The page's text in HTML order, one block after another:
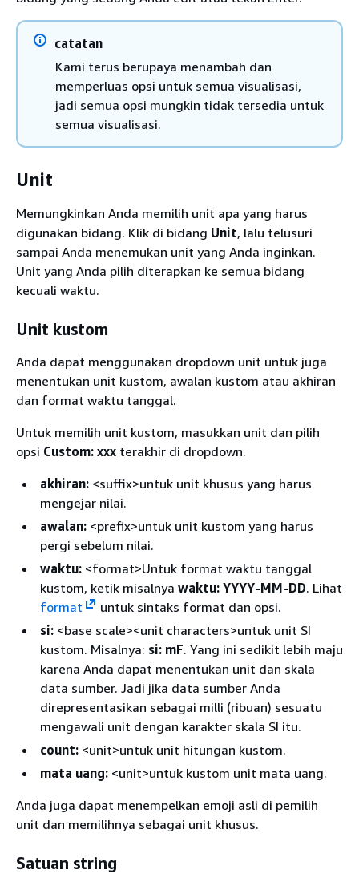
catatan
Kami terus berupaya menambah dan
memperluas opsi untuk semua visualisasi,
jadi semua opsi mungkin tidak tersedia untuk
semua visualisasi.
Unit
Memungkinkan Anda memilih unit apa yang harus
digunakan bidang. Klik di bidang Unit, lalu telusuri
sampai Anda menemukan unit yang Anda inginkan.
Unit yang Anda pilih diterapkan ke semua bidang
kecuali waktu.
Unit kustom
Anda dapat menggunakan dropdown unit untuk juga
menentukan unit kustom, awalan kustom atau akhiran
dan format waktu tanggal.
Untuk memilih unit kustom, masukkan unit dan pilih
opsi Custom: xxx terakhir di dropdown.
akhiran: <suffix>untuk unit khusus yang harus
mengejar nilai.
awalan: <prefix>untuk unit kustom yang harus
pergi sebelum nilai.
waktu: <format>Untuk format waktu tanggal
kustom, ketik misalnya waktu: YYYY-MM-DD. Lihat
format
untuk sintaks format dan opsi.
si: <base scale><unit characters>untuk unit SI
kustom. Misalnya: si: mF. Yang ini sedikit lebih maju
karena Anda dapat menentukan unit dan skala
data sumber. Jadi jika data sumber Anda
direpresentasikan sebagai milli (ribuan) sesuatu
mengawali unit dengan karakter skala SI itu.
count: <unit>untuk unit hitungan kustom.
mata uang: <unit>untuk kustom unit mata uang.
Anda juga dapat menempelkan emoji asli di pemilih
unit dan memilihnya sebagai unit khusus.
Satuan string